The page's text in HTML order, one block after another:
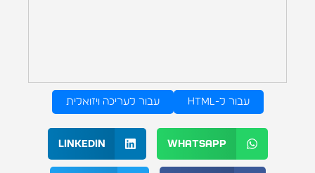
עבור ל-HTML עבור לעריכה ויזואלית
WhatsApp
LinkedIn